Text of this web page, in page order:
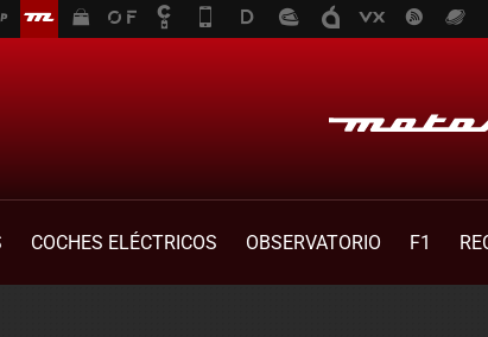
COCHES ELÉCTRICOS OBSERVATORIO F1